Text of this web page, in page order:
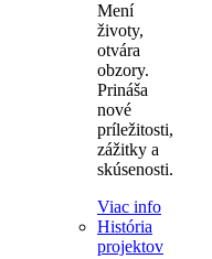
Mení
životy,
otvára
obzory.
Prináša
nové
príležitosti,
zážitky a
skúsenosti.
Viac info
História
projektov